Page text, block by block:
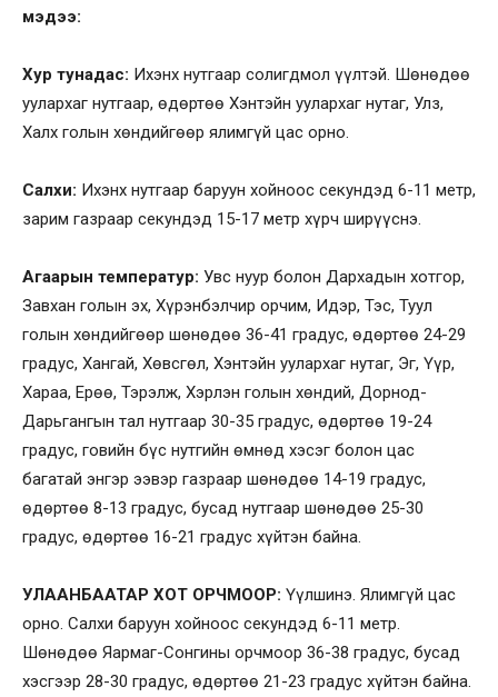
мэдээ:
Хур тунадас: Ихэнх нутгаар солигдмол үүлтэй. Шөнөдөө
уулархаг нутгаар, өдөртөө Хэнтэйн уулархаг нутаг, Улз,
Халх голын хөндийгөөр ялимгүй цас орно.
Салхи: Ихэнх нутгаар баруун хойноос секундэд 6-11 метр,
зарим газраар секундэд 15-17 метр хүрч ширүүснэ.
Агаарын температур: Увс нуур болон Дархадын хотгор,
Завхан голын эх, Хүрэнбэлчир орчим, Идэр, Тэс, Туул
голын хөндийгөөр шөнөдөө 36-41 градус, өдөртөө 24-29
градус, Хангай, Хөвсгөл, Хэнтэйн уулархаг нутаг, Эг, Үүр,
Хараа, Ерөө, Тэрэлж, Хэрлэн голын хөндий, Дорнод-
Дарьгангын тал нутгаар 30-35 градус, өдөртөө 19-24
градус, говийн бүс нутгийн өмнөд хэсэг болон цас
багатай энгэр ээвэр газраар шөнөдөө 14-19 градус,
өдөртөө 8-13 градус, бусад нутгаар шөнөдөө 25-30
градус, өдөртөө 16-21 градус хүйтэн байна.
УЛААНБААТАР ХОТ ОРЧМООР: Үүлшинэ. Ялимгүй цас
орно. Салхи баруун хойноос секундэд 6-11 метр.
Шөнөдөө Яармаг-Сонгины орчмоор 36-38 градус, бусад
хэсгээр 28-30 градус, өдөртөө 21-23 градус хүйтэн байна.